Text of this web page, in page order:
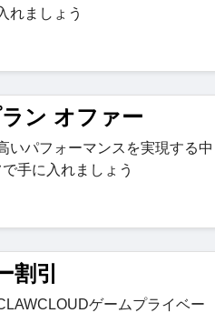
れましょう
ン オファー
いパフォーマンスを実現する中
手に入れましょう
割引
ゲームプライベー